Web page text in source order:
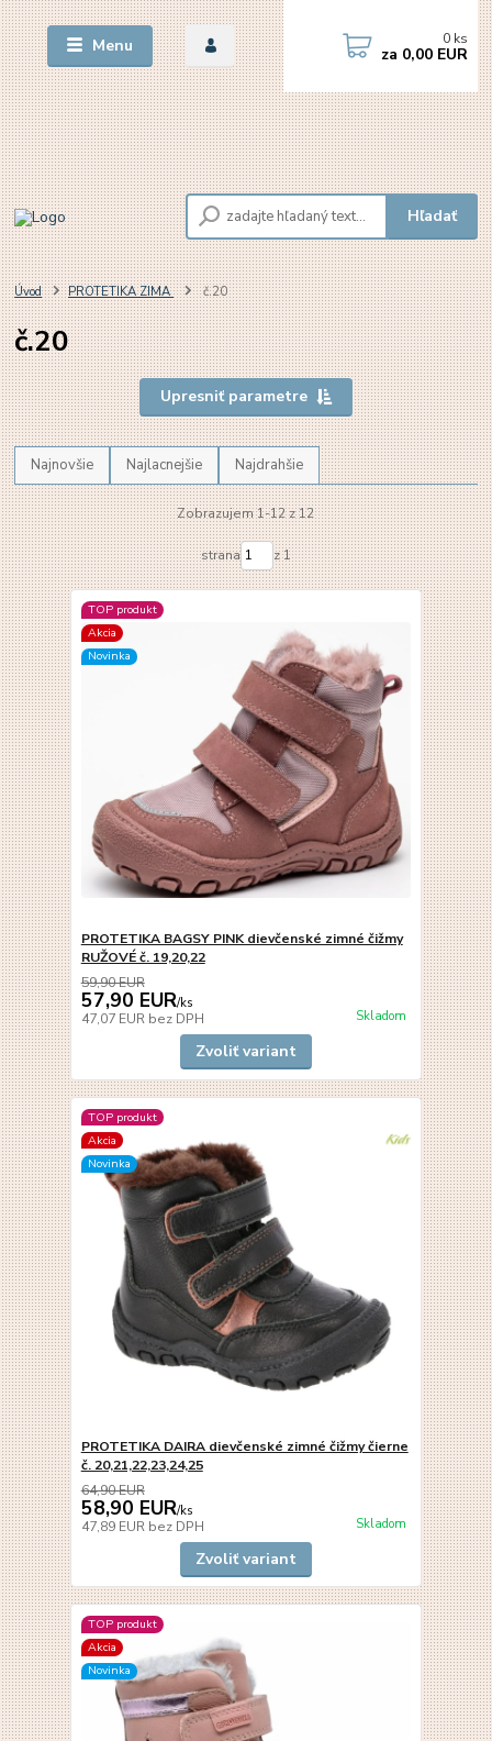
Menu
Hľadať
0 ks
za 0,00 EUR
Úvod PROTETIKA ZIMA č.20
č.20
Upresniť parametre
Najnovšie Najlacnejšie Najdrahšie
Zobrazujem 1-12 z 12
strana z 1
TOP produkt
Akcia
Novinka
PROTETIKA BAGSY PINK dievčenské zimné čižmy
RUŽOVÉ č. 19,20,22
59,90 EUR
57,90 EUR/ks
47,07 EUR bez DPH Skladom
Zvoliť variant
TOP produkt
Akcia
Novinka
PROTETIKA DAIRA dievčenské zimné čižmy čierne
č. 20,21,22,23,24,25
64,90 EUR
58,90 EUR/ks
47,89 EUR bez DPH Skladom
Zvoliť variant
TOP produkt
Akcia
Novinka